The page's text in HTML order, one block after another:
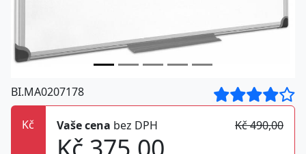
BI.MA0207178
Kč Vaše cena bez DPH Kč 490,00